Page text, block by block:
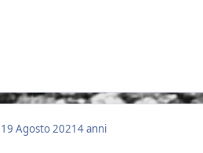
19 Agosto 20214 anni